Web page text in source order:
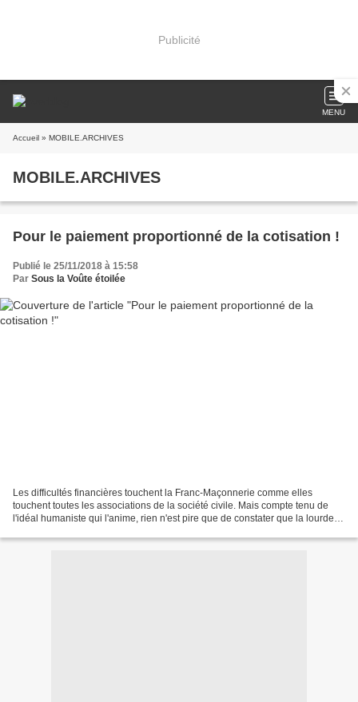
Publicité
MENU
Accueil » MOBILE.ARCHIVES
MOBILE.ARCHIVES
Pour le paiement proportionné de la cotisation !
Publié le 25/11/2018 à 15:58
Par Sous la Voûte étoilée
Les difficultés financières touchent la Franc-Maçonnerie comme elles
touchent toutes les associations de la société civile. Mais compte tenu de
l'idéal humaniste qui l'anime, rien n'est pire que de constater que la lourdeur